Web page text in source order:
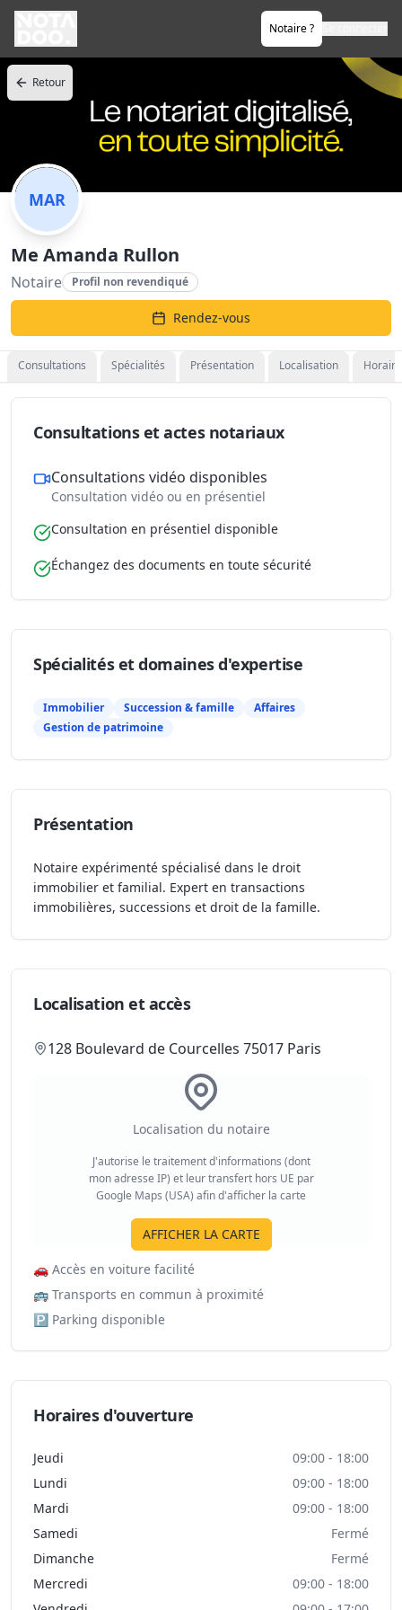
Notaire ?
Retour
MAR
Me Amanda Rullon
Notaire Profil non revendiqué
Rendez-vous
Consultations Spécialités Présentation Localisation
Consultations et actes notariaux
Consultations vidéo disponibles
Consultation vidéo ou en présentiel
Consultation en présentiel disponible
Échangez des documents en toute sécurité
Spécialités et domaines d'expertise
Immobilier Succession & famille
Affaires
Gestion de patrimoine
Présentation
Notaire expérimenté spécialisé dans le droit
immobilier et familial. Expert en transactions
immobilières, successions et droit de la famille.
Localisation et accès
128 Boulevard de Courcelles 75017 Paris
Localisation du notaire
J'autorise le traitement d'informations (dont
mon adresse IP) et leur transfert hors UE par
Google Maps (USA) afin d'afficher la carte
AFFICHER LA CARTE
🚗 Accès en voiture facilité
🚌 Transports en commun à proximité
🅿️ Parking disponible
Horaires d'ouverture
Jeudi
09:00 - 18:00
Lundi
09:00 - 18:00
Mardi
09:00 - 18:00
Samedi
Fermé
Dimanche
Fermé
Mercredi
09:00 - 18:00